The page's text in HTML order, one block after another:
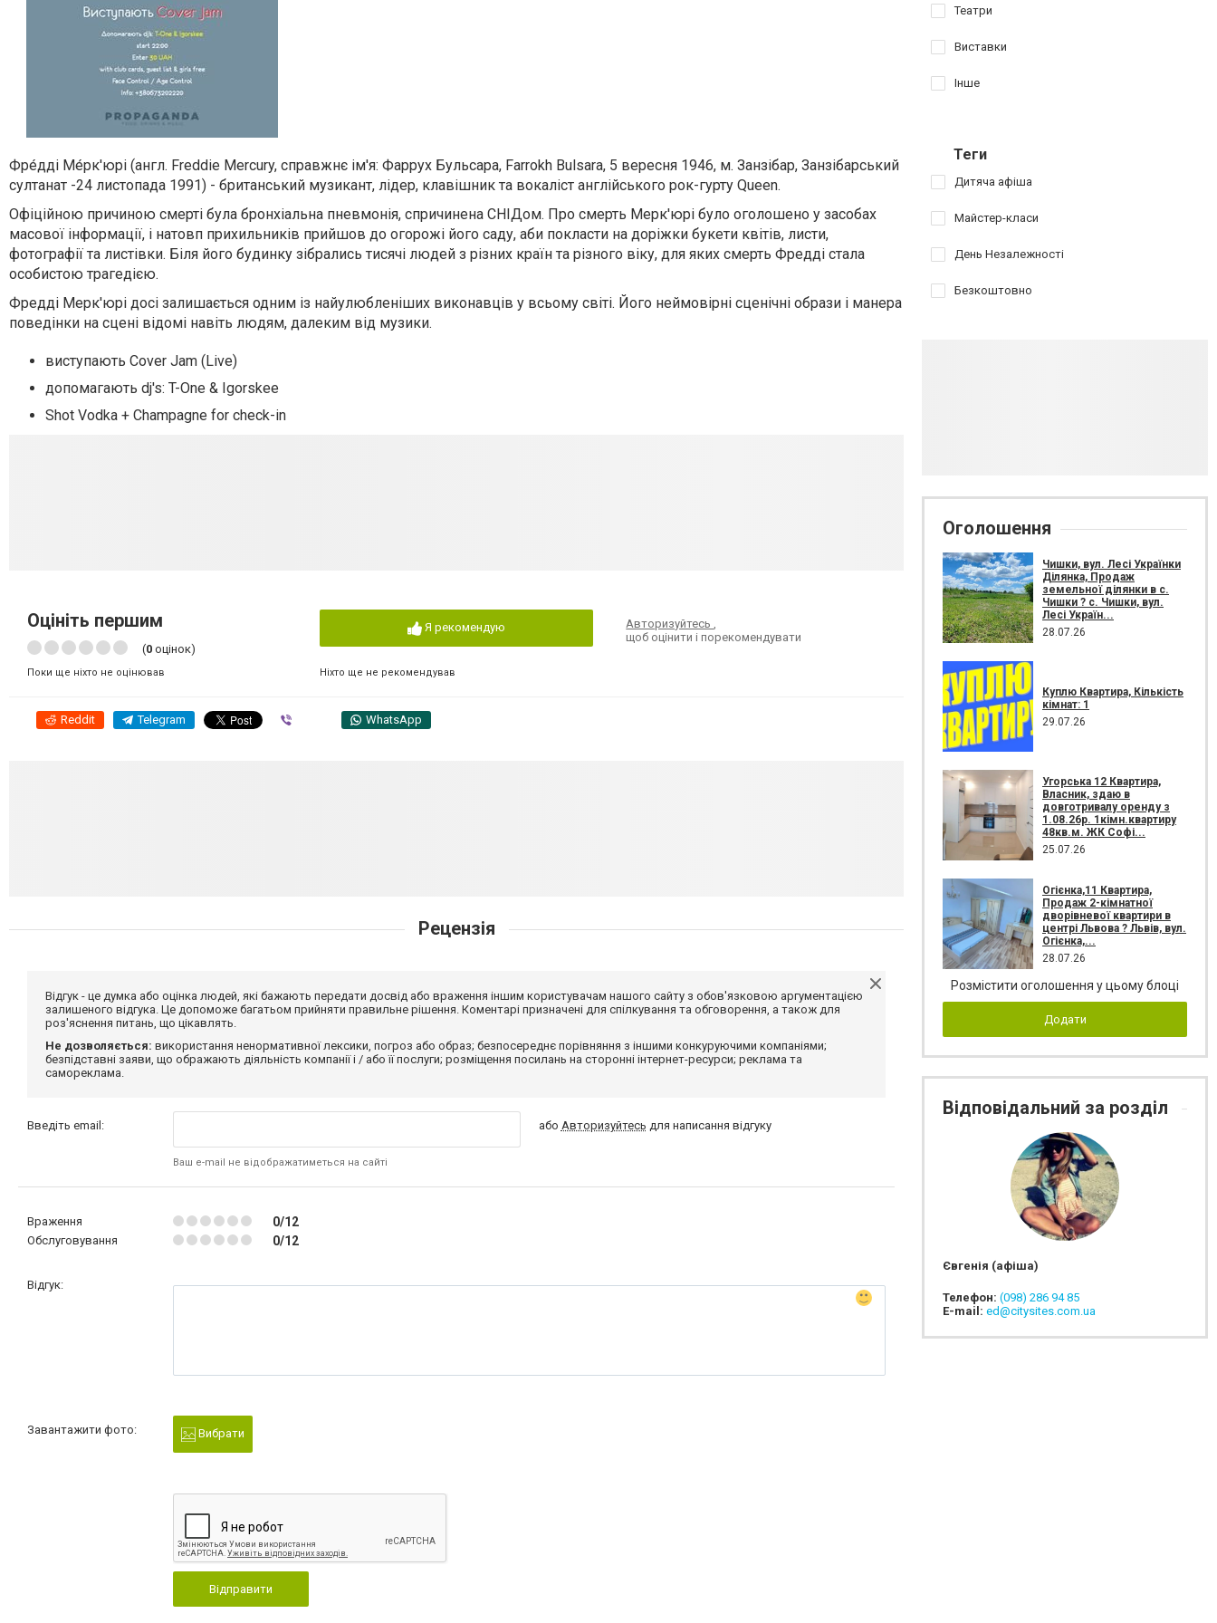
Фре́дді Ме́рк'юрі (англ. Freddie Mercury, справжнє ім'я: Фаррух Бульсара, Farrokh Bulsara, 5 вересня 1946, м. Занзібар, Занзібарський
султанат -24 листопада 1991) - британський музикант, лідер, клавішник та вокаліст англійського рок-гурту Queen.
Офіційною причиною смерті була бронхіальна пневмонія, спричинена СНІДом. Про смерть Мерк'юрі було оголошено у засобах
масової інформації, і натовп прихильників прийшов до огорожі його саду, аби покласти на доріжки букети квітів, листи,
фотографії та листівки. Біля його будинку зібрались тисячі людей з різних країн та різного віку, для яких смерть Фредді стала
особистою трагедією.
Фредді Мерк'юрі досі залишається одним із найулюбленіших виконавців у всьому світі. Його неймовірні сценічні образи і манера
поведінки на сцені відомі навіть людям, далеким від музики.
виступають Cover Jam (Live)
допомагають dj's: T-One & Igorskee
Shot Vodka + Champagne for check-in
Оцініть першим
(0 оцінок)
Поки ще ніхто не оцінював
Я рекомендую
Ніхто ще не рекомендував
Авторизуйтесь,
щоб оцінити і порекомендувати
Reddit Telegram WhatsApp
Рецензія
Відгук - це думка або оцінка людей, які бажають передати досвід або враження іншим користувачам нашого сайту з обов'язковою аргументацією
залишеного відгука. Це допоможе багатьом прийняти правильне рішення. Коментарі призначені для спілкування та обговорення, а також для
роз'яснення питань, що цікавлять.
Не дозволяється: використання ненормативної лексики, погроз або образ; безпосереднє порівняння з іншими конкуруючими компаніями;
безпідставні заяви, що ображають діяльність компанії і / або її послуги; розміщення посилань на сторонні інтернет-ресурси; реклама та
самореклама.
Введіть email:
Ваш e-mail не відображатиметься на сайті
або Авторизуйтесь для написання відгуку
Враження 0/12
Обслуговування 0/12
Відгук:
Завантажити фото: Вибрати
Відправити
Театри
Виставки
Інше
Теги
Дитяча афіша
Майстер-класи
День Незалежності
Безкоштовно
Оголошення
Чишки, вул. Лесі Українки
Ділянка, Продаж
земельної ділянки в с.
Чишки ? с. Чишки, вул.
Лесі Україн...
28.07.26
Куплю Квартира, Кількість
кімнат: 1
29.07.26
Угорська 12 Квартира,
Власник, здаю в
довготривалу оренду з
1.08.26р. 1кімн.квартиру
48кв.м. ЖК Софі...
25.07.26
Огієнка,11 Квартира,
Продаж 2-кімнатної
дворівневої квартири в
центрі Львова ? Львів, вул.
Огієнка,...
28.07.26
Розмістити оголошення у цьому блоці
Додати
Відповідальний за розділ
Євгенія (афіша)
Телефон: (098) 286 94 85
E-mail: ed@citysites.com.ua